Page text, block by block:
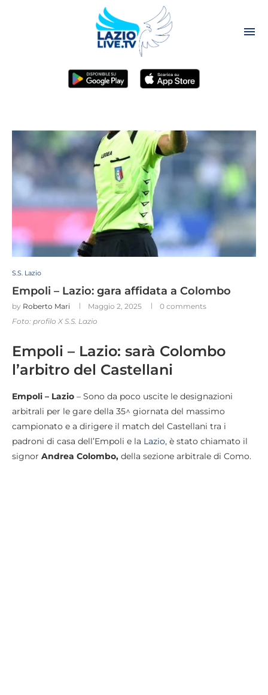
S.S. Lazio
Empoli – Lazio: gara affidata a Colombo
by Roberto Mari Maggio 2, 2025
0 comments
Foto: profilo X S.S. Lazio
Empoli – Lazio: sarà Colombo
l’arbitro del Castellani
Empoli – Lazio – Sono da poco uscite le designazioni
arbitrali per le gare della 35^ giornata del massimo
campionato e a dirigere il match del Castellani tra i
padroni di casa dell’Empoli e la Lazio, è stato chiamato il
signor Andrea Colombo, della sezione arbitrale di Como.